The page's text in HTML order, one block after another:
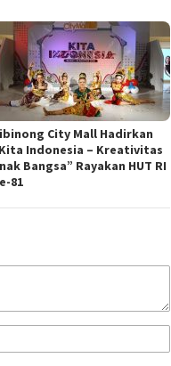
City Mall Hadirkan
Indonesia – Kreativitas
Bangsa” Rayakan HUT RI
81